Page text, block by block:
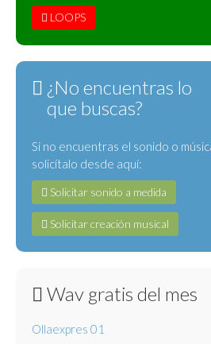
LOOPS
¿No encuentras lo
que buscas?
Si no encuentras el sonido o
solicítalo desde aquí:
Solicitar sonido a medida
Solicitar creación musical
Wav gratis del mes
Ollaexpres 01